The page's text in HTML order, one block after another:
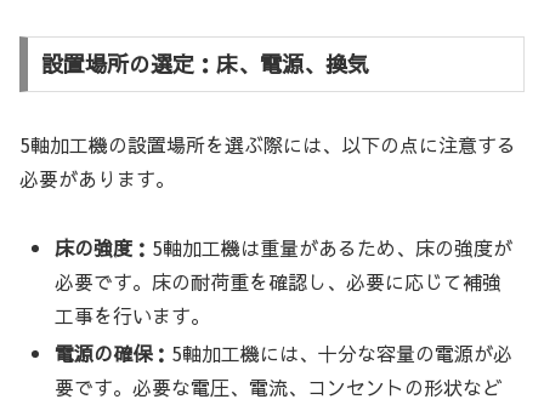
設置場所の選定：床、電源、換気
5軸加工機の設置場所を選ぶ際には、以下の点に注意する
必要があります。
床の強度： 5軸加工機は重量があるため、床の強度が
必要です。床の耐荷重を確認し、必要に応じて補強
工事を行います。
電源の確保： 5軸加工機には、十分な容量の電源が必
要です。必要な電圧、電流、コンセントの形状など